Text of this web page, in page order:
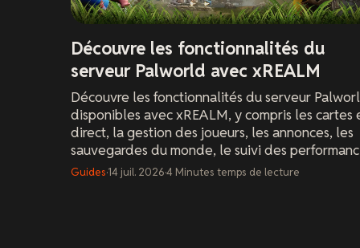
Découvre les fonctionnalités du
serveur Palworld avec xREALM
Découvre les fonctionnalités du serveur
disponibles avec xREALM, y compris les cartes
direct, la gestion des joueurs, les annonces, les
sauvegardes du monde, le suivi des
et l'installation facile de mods.
Guides·14 juil. 2026·4 Minutes temps de lecture